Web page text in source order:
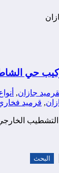
حي
جازان,
, قرميد
التشطيب
البحث